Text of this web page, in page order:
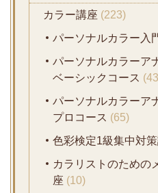
カラー講座 (223)
パーソナルカラー入
パーソナルカラーア
ベーシックコース
パーソナルカラーア
プロコース (65)
色彩検定1級集中対
カラリストのための
座 (10)